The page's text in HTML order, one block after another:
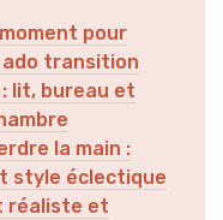
pour
ado transition
lit, bureau et
la main :
style éclectique
réaliste et